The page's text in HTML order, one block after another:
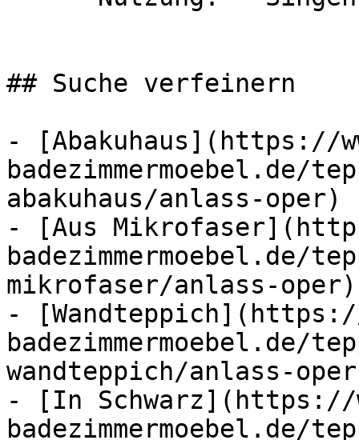
## Suche verfeinern
- [Abakuhaus](https://
badezimmermoebel.de/
abakuhaus/anlass-
- [Aus
badezimmermoebel.de/
mikrofaser/anlass-
-
badezimmermoebel.de/
wandteppich/anlass-
- [In Schwarz](https://
badezimmermoebel.de/